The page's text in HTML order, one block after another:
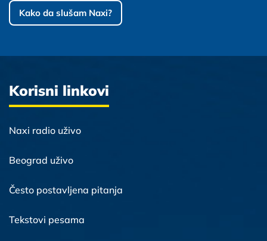
Kako da slušam Naxi?
Korisni linkovi
Naxi radio uživo
Beograd uživo
Često postavljena pitanja
Tekstovi pesama